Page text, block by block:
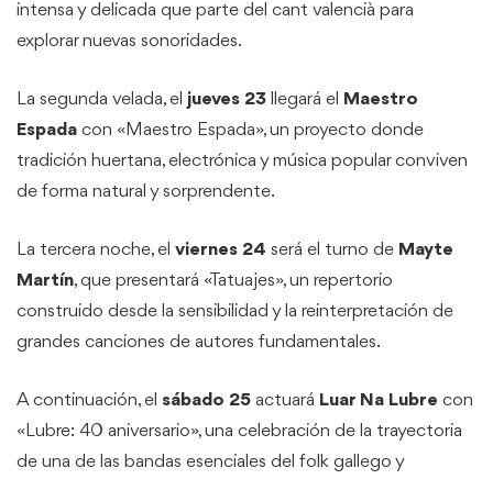
intensa y delicada que parte del cant valencià para
explorar nuevas sonoridades.
La segunda velada, el jueves 23 llegará el Maestro
Espada con «Maestro Espada», un proyecto donde
tradición huertana, electrónica y música popular conviven
de forma natural y sorprendente.
La tercera noche, el viernes 24 será el turno de Mayte
Martín, que presentará «Tatuajes», un repertorio
construido desde la sensibilidad y la reinterpretación de
grandes canciones de autores fundamentales.
A continuación, el sábado 25 actuará Luar Na Lubre con
«Lubre: 40 aniversario», una celebración de la trayectoria
de una de las bandas esenciales del folk gallego y